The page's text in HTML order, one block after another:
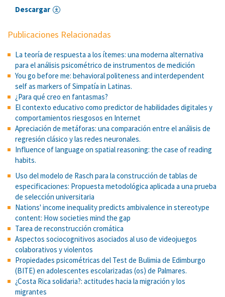
Descargar
Publicaciones Relacionadas
La teoría de respuesta a los ítemes: una moderna alternativa
para el análisis psicométrico de instrumentos de medición
You go before me: behavioral politeness and interdependent
self as markers of Simpatía in Latinas.
¿Para qué creo en fantasmas?
El contexto educativo como predictor de habilidades digitales y
comportamientos riesgosos en Internet
Apreciación de metáforas: una comparación entre el análisis de
regresión clásico y las redes neuronales.
Influence of language on spatial reasoning: the case of reading
habits.
Uso del modelo de Rasch para la construcción de tablas de
especificaciones: Propuesta metodológica aplicada a una prueba
de selección universitaria
Nations' income inequality predicts ambivalence in stereotype
content: How societies mind the gap
Tarea de reconstrucción cromática
Aspectos sociocognitivos asociados al uso de videojuegos
colaborativos y violentos
Propiedades psicométricas del Test de Bulimia de Edimburgo
(BITE) en adolescentes escolarizadas (os) de Palmares.
¿Costa Rica solidaria?: actitudes hacia la migración y los
migrantes